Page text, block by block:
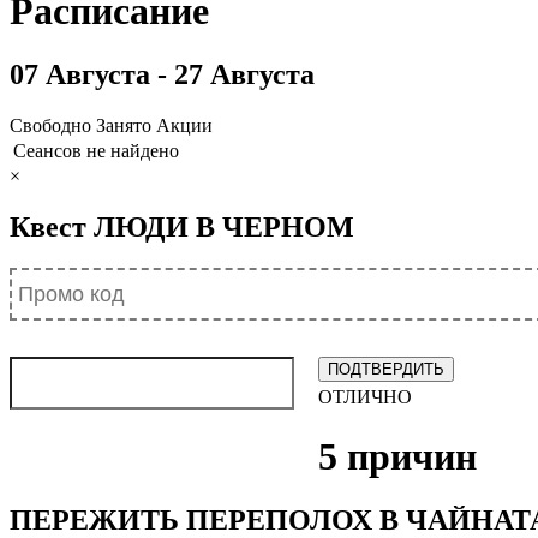
07 Августа - 27 Августа
Свободно Занято
Акции
×
Квест ЛЮДИ В ЧЕРНОМ
ОТЛИЧНО
5 причин
ПЕРЕЖИТЬ ПЕРЕПОЛОХ В
СТАТЬ АГЕНТОМ ЛЮДЕЙ В